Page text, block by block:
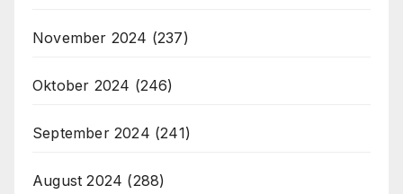
November 2024 (237)
Oktober 2024 (246)
September 2024 (241)
August 2024 (288)